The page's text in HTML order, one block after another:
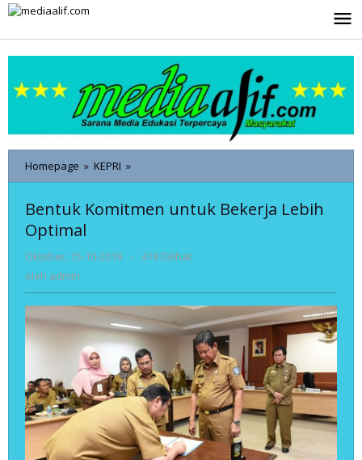
Lewati
konten
Homepage » KEPRI »
Komitmen
Bekerja
Bentuk Komitmen untuk Bekerja Lebih
Optimal
Oktober, 15-10-2019 oleh
- 418 Dilihat
oleh admin